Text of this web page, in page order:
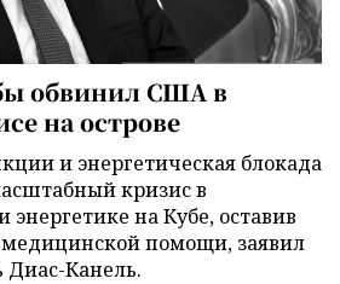
обвинил США в
на острове
и энергетическая блокада
кризис в
энергетике на Кубе, оставив
помощи, заявил
Диас-Канель.